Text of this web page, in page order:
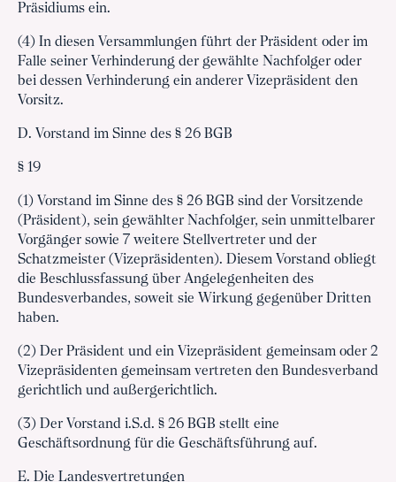
Präsidiums ein.
(4) In diesen Versammlungen führt der Präsident oder im
Falle seiner Verhinderung der gewählte Nachfolger oder
bei dessen Verhinderung ein anderer Vizepräsident den
Vorsitz.
D. Vorstand im Sinne des § 26 BGB
§ 19
(1) Vorstand im Sinne des § 26 BGB sind der Vorsitzende
(Präsident), sein gewählter Nachfolger, sein unmittelbarer
Vorgänger sowie 7 weitere Stellvertreter und der
Schatzmeister (Vizepräsidenten). Diesem Vorstand obliegt
die Beschlussfassung über Angelegenheiten des
Bundesverbandes, soweit sie Wirkung gegenüber Dritten
haben.
(2) Der Präsident und ein Vizepräsident gemeinsam oder 2
Vizepräsidenten gemeinsam vertreten den Bundesverband
gerichtlich und außergerichtlich.
(3) Der Vorstand i.S.d. § 26 BGB stellt eine
Geschäftsordnung für die Geschäftsführung auf.
E. Die Landesvertretungen